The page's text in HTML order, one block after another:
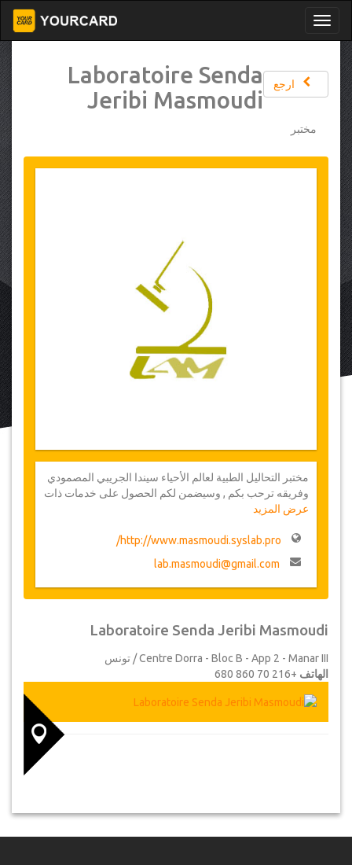
ارجع
Laboratoire Senda
Jeribi Masmoudi
مختبر
مختبر التحاليل الطبية لعالم الأحياء سيندا الجريبي المصمودي
وفريقه ترحب بكم , وسيضمن لكم الحصول على خدمات ذات
جودة عالية يؤكد لكم نشاطا بيولوجيا كاملا ويضمن خدمة جيدة
طريق الإيميل إلكترونيا إلى الطبيب المختص وذلك بناءا على
طلب المريض . الحرس الليلي / +216 24 111 722
عرض المزيد
http://www.masmoudi.syslab.pro/
lab.masmoudi@gmail.com
Laboratoire Senda Jeribi Masmoudi
Centre Dorra - Bloc B - App 2 - Manar III / تونس
الهاتف +216 70 860 680